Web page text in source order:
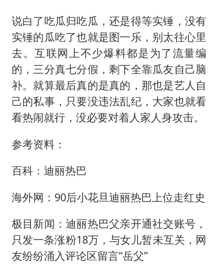
说白了吃瓜归吃瓜，还是得等实锤，没有
实锤的瓜吃了也就是图一乐，别太往心里
去。互联网上不少爆料都是为了流量编
的，三分真七分假，剩下全靠瓜友自己脑
补。就算最后真的是真的，那也是艺人自
己的私事，只要没违法乱纪，大家也就看
看热闹就行，没必要对着人家人身攻击。
参考资料：
百科：迪丽热巴
海外网：90后小花旦迪丽热巴上位走红史
极目新闻：迪丽热巴父亲开通社交账号，
只发一条涨粉18万，与女儿暂未互关，网
友纷纷涌入评论区留言“岳父”